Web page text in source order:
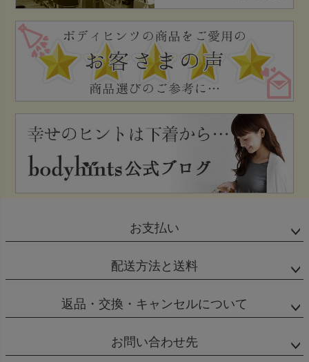
お支払い
配送方法と送料
返品・交換・キャンセルについて
お問い合わせ先